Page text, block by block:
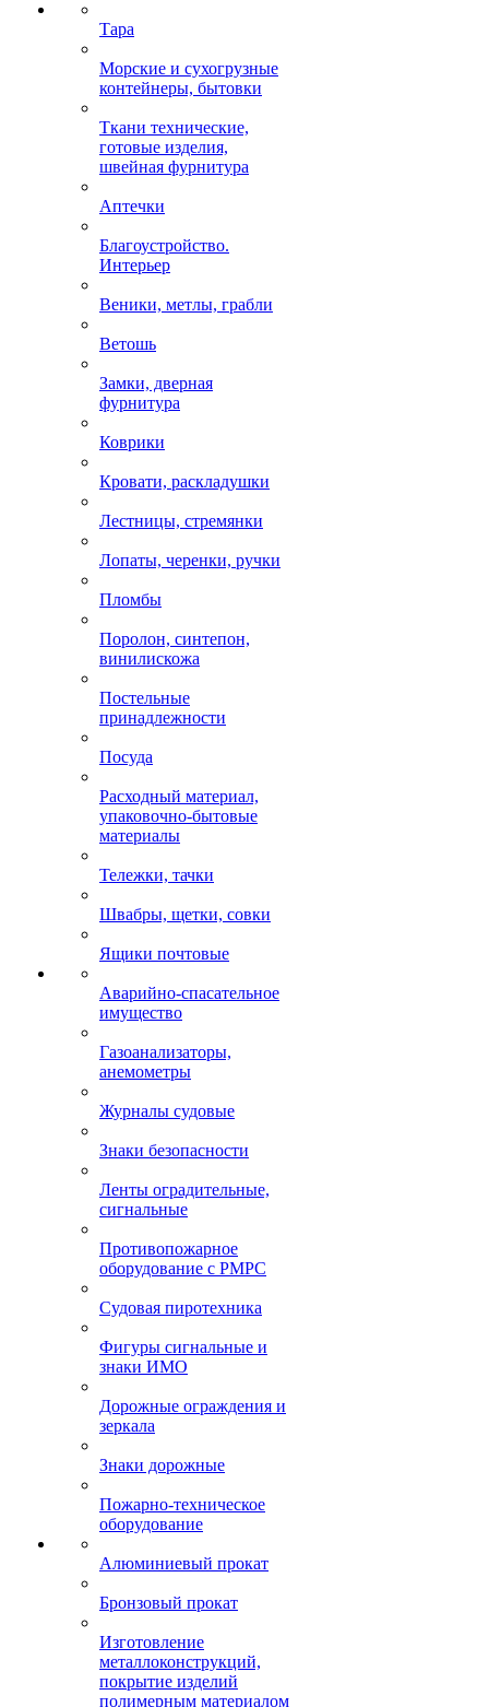
Тара
Морские и сухогрузные
контейнеры, бытовки
Ткани технические,
готовые изделия,
швейная фурнитура
Аптечки
Благоустройство.
Интерьер
Веники, метлы, грабли
Ветошь
Замки, дверная
фурнитура
Коврики
Кровати, раскладушки
Лестницы, стремянки
Лопаты, черенки, ручки
Пломбы
Поролон, синтепон,
винилискожа
Постельные
принадлежности
Посуда
Расходный материал,
упаковочно-бытовые
материалы
Тележки, тачки
Швабры, щетки, совки
Ящики почтовые
Аварийно-спасательное
имущество
Газоанализаторы,
анемометры
Журналы судовые
Знаки безопасности
Ленты оградительные,
сигнальные
Противопожарное
оборудование с РМРС
Судовая пиротехника
Фигуры сигнальные и
знаки ИМО
Дорожные ограждения и
зеркала
Знаки дорожные
Пожарно-техническое
оборудование
Алюминиевый прокат
Бронзовый прокат
Изготовление
металлоконструкций,
покрытие изделий
полимерным материалом